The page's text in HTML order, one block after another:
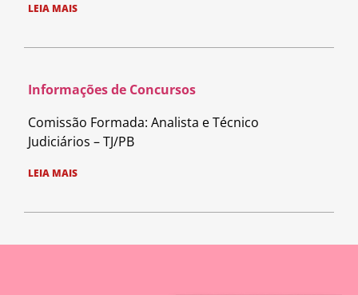
LEIA MAIS
Informações de Concursos
Comissão Formada: Analista e Técnico
Judiciários – TJ/PB
LEIA MAIS